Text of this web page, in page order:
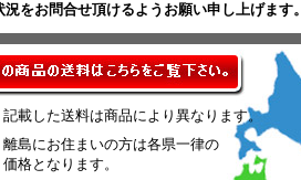
をお問合せ頂けるようお願い申し上げます。
記載した送料は商品により異なります。
離島にお住まいの方は各県一律の
格となります。